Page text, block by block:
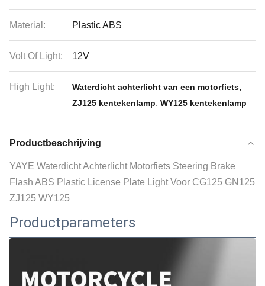
Material: Plastic ABS
Volt Of Light: 12V
High Light: Waterdicht achterlicht van een motorfiets,
ZJ125 kentekenlamp, WY125 kentekenlamp
Productbeschrijving
YAYE Waterdicht Achterlicht Motorfiets Steering Brake
Flash ABS Plastic License Plate Light Voor CG125 GN125
ZJ125 WY125
Productparameters